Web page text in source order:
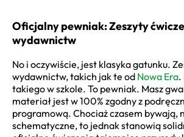
Oficjalny pewniak: Zeszyty
wydawnictw
No i oczywiście, jest klasyka gatunku.
wydawnictw, takich jak te od Nowa Era.
takiego w szkole. To pewniak. Masz
materiał jest w 100% zgodny z
programową. Chociaż czasem bywają,
schematyczne, to jednak stanowią